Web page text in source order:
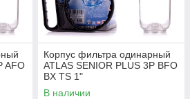
AFO
Корпус фильтра одинарный
ATLAS SENIOR PLUS 3P BFO
BX TS 1"
В наличии